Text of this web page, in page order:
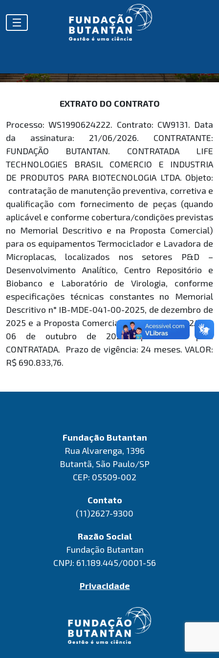
EXTRATOS
EXTRATO DO CONTRATO
Processo: WS1990624222. Contrato: CW9131. Data
da assinatura: 21/06/2026. CONTRATANTE:
FUNDAÇÃO BUTANTAN. CONTRATADA LIFE
TECHNOLOGIES BRASIL COMERCIO E INDUSTRIA
DE PRODUTOS PARA BIOTECNOLOGIA LTDA. Objeto:
contratação de manutenção preventiva, corretiva e
qualificação com fornecimento de peças (quando
aplicável e conforme cobertura/condições previstas
no Memorial Descritivo e na Proposta Comercial)
para os equipamentos Termociclador e Lavadora de
Microplacas, localizados nos setores P&D –
Desenvolvimento Analítico, Centro Repositório e
Biobanco e Laboratório de Virologia, conforme
especificações técnicas constantes no Memorial
Descritivo n° IB-MDE-041-00-2025, de dezembro de
2025 e a Proposta Comercial n° 20082025 v02A, de
06 de outubro de 2025 apresentada pela
CONTRATADA. Prazo de vigência: 24 meses. VALOR:
R$ 690.833,76.
Fundação Butantan
Rua Alvarenga, 1396
Butantã, São Paulo/SP
CEP: 05509-002
Contato
(11)2627-9300
Razão Social
Fundação Butantan
CNPJ: 61.189.445/0001-56
Privacidade